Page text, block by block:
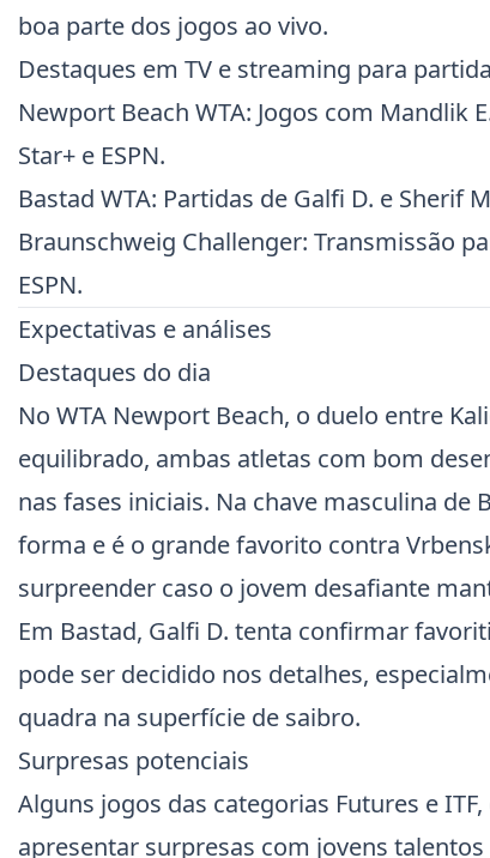
boa parte dos jogos ao vivo.
Destaques em TV e streaming para
Newport Beach WTA: Jogos com Mandlik
Star+ e ESPN.
Bastad WTA: Partidas de Galfi D. e Sherif
Braunschweig Challenger: Transmissão
ESPN.
Expectativas e análises
Destaques do dia
No WTA Newport Beach, o duelo entre
equilibrado, ambas atletas com bom
nas fases iniciais. Na chave masculina de
forma e é o grande favorito contra
surpreender caso o jovem desafiante
Em Bastad, Galfi D. tenta confirmar
pode ser decidido nos detalhes,
quadra na superfície de saibro.
Surpresas potenciais
Alguns jogos das categorias Futures eITF,
apresentar surpresas com jovens